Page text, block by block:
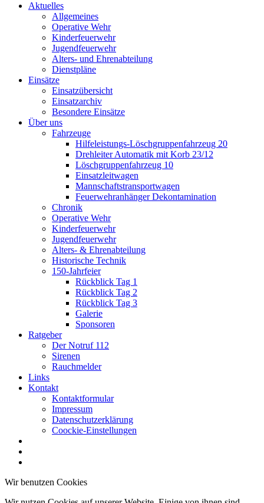
Aktuelles
Allgemeines
Operative Wehr
Kinderfeuerwehr
Jugendfeuerwehr
Alters- und Ehrenabteilung
Dienstpläne
Einsätze
Einsatzübersicht
Einsatzarchiv
Besondere Einsätze
Über uns
Fahrzeuge
Hilfeleistungs-Löschgruppenfahrzeug 20
Drehleiter Automatik mit Korb 23/12
Löschgruppenfahrzeug 10
Einsatzleitwagen
Mannschaftstransportwagen
Feuerwehranhänger Dekontamination
Chronik
Operative Wehr
Kinderfeuerwehr
Jugendfeuerwehr
Alters- & Ehrenabteilung
Historische Technik
150-Jahrfeier
Rückblick Tag 1
Rückblick Tag 2
Rückblick Tag 3
Galerie
Sponsoren
Ratgeber
Der Notruf 112
Sirenen
Rauchmelder
Links
Kontakt
Kontaktformular
Impressum
Datenschutzerklärung
Coockie-Einstellungen
Wir benutzen Cookies